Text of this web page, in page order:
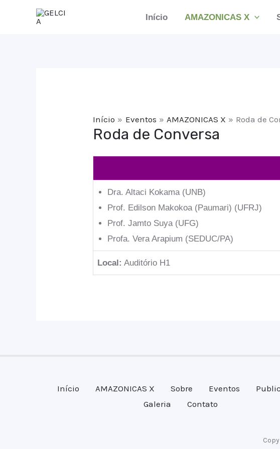
Início AMAZONICAS X
Início Eventos AMAZONICAS X Roda de
Roda de Conversa
Dra. Altaci Kokama (UNB)
Prof. Edilson Makokoa (Paumari) (UFRJ)
Prof. Jamto Suya (UFG)
Profa. Vera Arapium (SEDUC/PA)
Local: Auditório H1
Início AMAZONICAS X Sobre Eventos
Galeria
Contato